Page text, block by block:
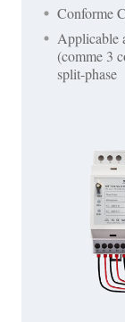
Conforme
Applicable
(comme 3
split-phase